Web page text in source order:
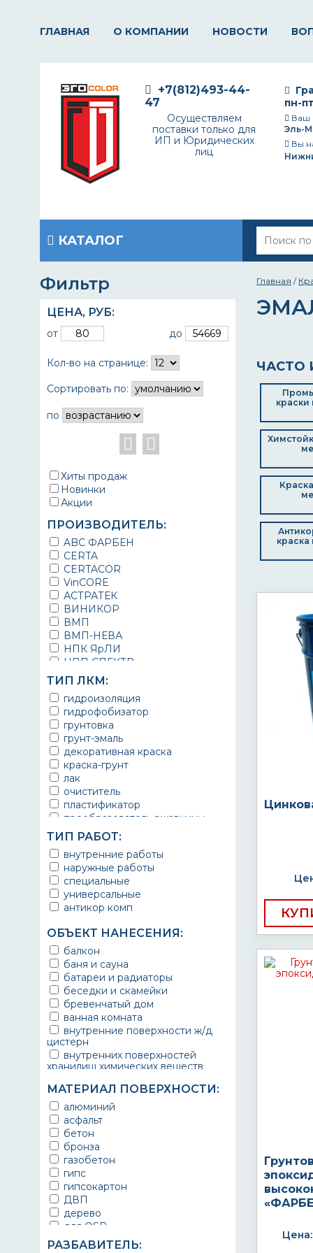
ГЛАВНАЯ О КОМПАНИИ НОВОСТИ
пн-
Ваш
Эль-
Вы
+7(812)493-44-
47
Осуществляем
поставки только для
ИП и Юридических
лиц
КАТАЛОГ
Фильтр
ЦЕНА, РУБ:
от до
Кол-во на странице:
Сортировать по:
по
Хиты продаж
Новинки
Акции
ПРОИЗВОДИТЕЛЬ:
ABC ФАРБЕН
CERTA
CERTACOR
VinCORE
АСТРАТЕК
ВИНИКОР
ВМП
ВМП-НЕВА
НПК ЯрЛИ
НПП СПЕКТР
НПФ ЭМАЛЬ
ТЕРМА
УРЕПЛЕН
ТИП ЛКМ:
гидроизоляция
гидрофобизатор
грунтовка
грунт-эмаль
декоративная краска
краска-грунт
лак
очиститель
пластификатор
преобразователь ржавчины
эмаль
Краска
Покрытие
грунт эмаль
защитное покрытие
ТИП РАБОТ:
внутренние работы
наружные работы
специальные
универсальные
антикор комп
ОБЪЕКТ НАНЕСЕНИЯ:
балкон
баня и сауна
батареи и радиаторы
беседки и скамейки
бревенчатый дом
ванная комната
внутренние поверхности ж/д
цистерн
внутренних поверхностей
хранилищ химических веществ
ворота
выхлопные системы
автомобилей
газопроводы
гараж
гидротехнические сооружения
городской транспорт
грузовые вагоны
двери металлические
детали двигателей
детали машин
для автомобилей
МАТЕРИАЛ ПОВЕРХНОСТИ:
алюминий
асфальт
бетон
бронза
газобетон
гипс
гипсокартон
ДВП
дерево
для OSB
для бетона
РАЗБАВИТЕЛЬ:
Главная /
ЧАСТО
краски
краска
Цена: